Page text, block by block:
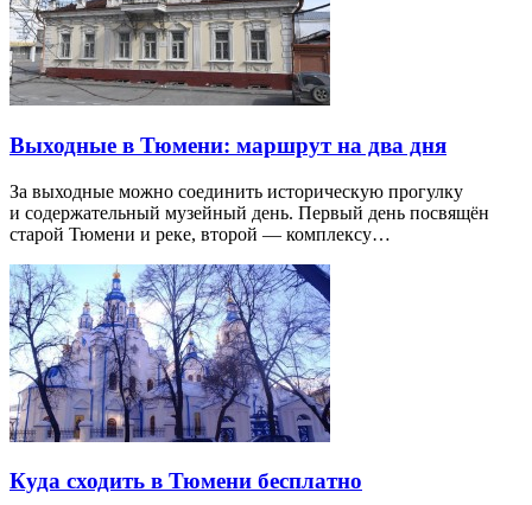
Выходные в Тюмени: маршрут на два дня
За выходные можно соединить историческую прогулку
и содержательный музейный день. Первый день посвящён
старой Тюмени и реке, второй — комплексу…
Куда сходить в Тюмени бесплатно